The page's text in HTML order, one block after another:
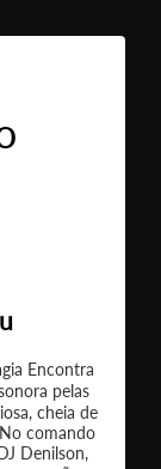
Encontra
pelas
cheia de
comando
Denilson,